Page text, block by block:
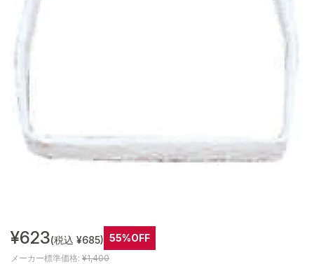
¥623(税込 ¥685) 55%OFF
メーカー標準価格: ¥1,400